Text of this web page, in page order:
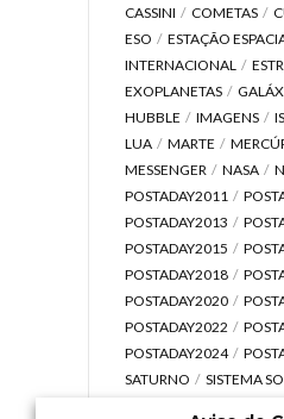
CASSINI
COMETAS
ESO
ESTAÇÃO
INTERNACIONAL
EXOPLANETAS
HUBBLE
IMAGENS
LUA
MARTE
MESSENGER
NASA
POSTADAY2011
POSTADAY2013
POSTADAY2015
POSTADAY2018
POSTADAY2020
POSTADAY2022
POSTADAY2024
SATURNO
SISTEMA